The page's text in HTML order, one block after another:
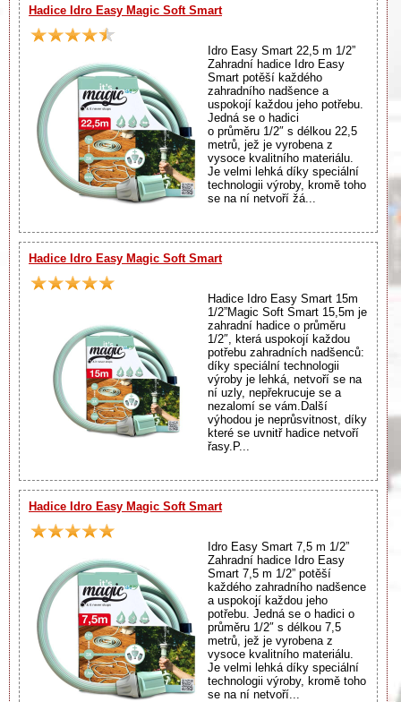
Hadice Idro Easy Magic Soft Smart
Idro Easy Smart 22,5 m 1/2”
Zahradní hadice Idro Easy
Smart potěší každého
zahradního nadšence a
uspokojí každou jeho potřebu.
Jedná se o hadici
o průměru 1/2″ s délkou 22,5
metrů, jež je vyrobena z
vysoce kvalitního materiálu.
Je velmi lehká díky speciální
technologii výroby, kromě toho
se na ní netvoří žá...
Hadice Idro Easy Magic Soft Smart
Hadice Idro Easy Smart 15m
1/2”Magic Soft Smart 15,5m je
zahradní hadice o průměru
1/2″, která uspokojí každou
potřebu zahradních nadšenců:
díky speciální technologii
výroby je lehká, netvoří se na
ní uzly, nepřekrucuje se a
nezalomí se vám.Další
výhodou je neprůsvitnost, díky
které se uvnitř hadice netvoří
řasy.P...
Hadice Idro Easy Magic Soft Smart
Idro Easy Smart 7,5 m 1/2”
Zahradní hadice Idro Easy
Smart 7,5 m 1/2” potěší
každého zahradního nadšence
a uspokojí každou jeho
potřebu. Jedná se o hadici o
průměru 1/2″ s délkou 7,5
metrů, jež je vyrobena z
vysoce kvalitního materiálu.
Je velmi lehká díky speciální
technologii výroby, kromě toho
se na ní netvoří...